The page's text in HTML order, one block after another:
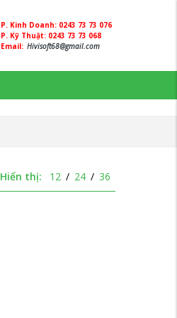
P. Kinh Doanh: 0243 73 73 076
P. Kỹ Thuật: 0243 73 73 068
Email: Hivisoft68@gmail.com
Hiển thị: 12 / 24 / 36